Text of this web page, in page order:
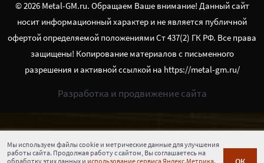
© 2026 Metal-GM.ru. Обращаем Ваше внимание! Данный сайт
носит информационный характер и не является публичной
офертой определяемой положениями Ст 437(2) ГК РФ. Все права
защищены! Копирование материалов с письменного
разрешения и активной ссылкой на https://metal-gm.ru/
Разработка и продвижение сайта
Мы используем файлы cookie и метрические данные для улучшения
работы сайта. Продолжая работу с сайтом, Вы соглашаетесь на
обработку этих данных и использование сервиса Яндекс.Метрика.